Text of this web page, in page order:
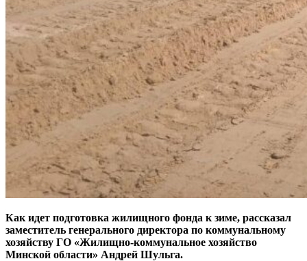
Как идет подготовка жилищного фонда к зиме, рассказал
заместитель генерального директора по коммунальному
хозяйству ГО «Жилищно-коммунальное хозяйство
Минской области» Андрей Шульга.